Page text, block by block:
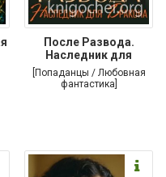
После Развода.
Наследник для
дракона
[Попаданцы / Любовная
фантастика]